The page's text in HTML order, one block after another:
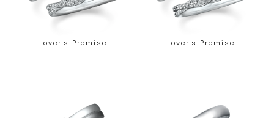
Lover's Promise Lover's Promise